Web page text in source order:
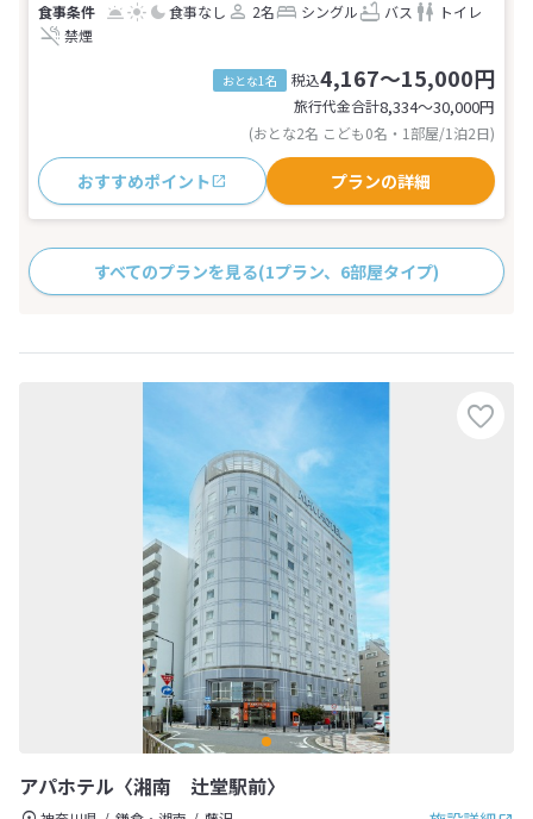
食事なし 2名 シングル バス
トイレ
禁煙
おとな1名 税込4,167～15,000円
旅行代金合計8,334〜30,000円
(おとな2名 こども0名・1部屋/1泊2日)
おすすめポイント プランの詳細
すべてのプランを見る(1プラン、6部屋タイプ)
アパホテル〈湘南 辻堂駅前〉